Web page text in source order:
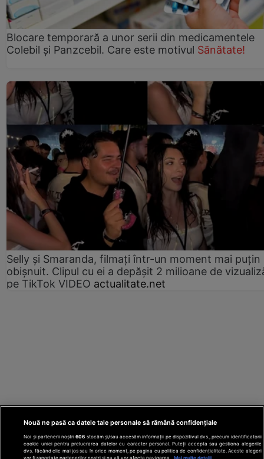
Blocare temporară a unor serii din medicamentele
Colebil și Panzcebil. Care este motivul Sănătate!
Selly și Smaranda, filmați într-un moment mai puțin
obișnuit. Clipul cu ei a depășit 2 milioane de
pe TikTok VIDEO actualitate.net
Nouă ne pasă ca datele tale personale să rămână confidențiale
Noi și partenerii noștri606 stocăm și/sau accesăm informații pe dispozitivul dvs., precum identificatorii
cookie unici pentru prelucrarea datelor cu caracter personal. Puteți accepta sau gestiona alegerile
dvs. făcând clic mai jos sau în orice moment, pe pagina cu politica de confidențialitate. Aceste alegeri
vor fi raportate partenerilor noștri și nu vă vor afecta navigarea.
Mai multe detalii